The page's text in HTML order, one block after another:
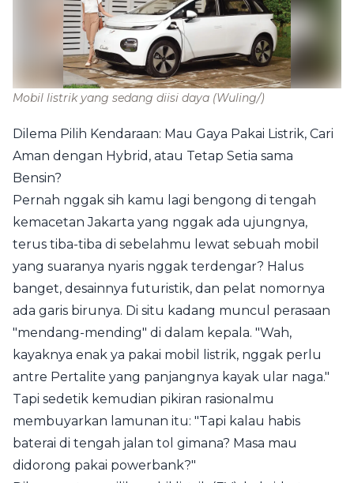
Mobil listrik yang sedang diisi daya (Wuling/)
Dilema Pilih Kendaraan: Mau Gaya Pakai Listrik, Cari
Aman dengan Hybrid, atau Tetap Setia sama
Bensin?
Pernah nggak sih kamu lagi bengong di tengah
kemacetan Jakarta yang nggak ada ujungnya,
terus tiba-tiba di sebelahmu lewat sebuah mobil
yang suaranya nyaris nggak terdengar? Halus
banget, desainnya futuristik, dan pelat nomornya
ada garis birunya. Di situ kadang muncul perasaan
"mendang-mending" di dalam kepala. "Wah,
kayaknya enak ya pakai mobil listrik, nggak perlu
antre Pertalite yang panjangnya kayak ular naga."
Tapi sedetik kemudian pikiran rasionalmu
membuyarkan lamunan itu: "Tapi kalau habis
baterai di tengah jalan tol gimana? Masa mau
didorong pakai powerbank?"